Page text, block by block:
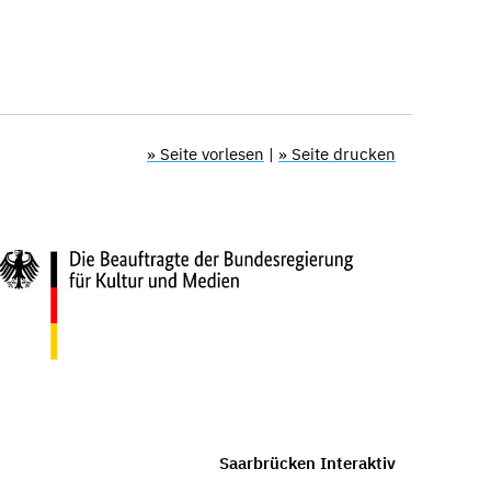
» Seite vorlesen | » Seite drucken
Saarbrücken Interaktiv